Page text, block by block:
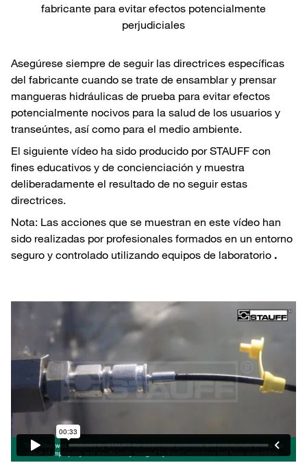
fabricante para evitar efectos potencialmente
perjudiciales
Asegúrese siempre de seguir las directrices específicas
del fabricante cuando se trate de ensamblar y prensar
mangueras hidráulicas de prueba para evitar efectos
potencialmente nocivos para la salud de los usuarios y
transeúntes, así como para el medio ambiente.
El siguiente vídeo ha sido producido por STAUFF con
fines educativos y de concienciación y muestra
deliberadamente el resultado de no seguir estas
directrices.
Nota: Las acciones que se muestran en este vídeo han
sido realizadas por profesionales formados en un entorno
seguro y controlado utilizando equipos de laboratorio .